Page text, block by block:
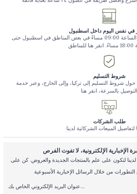
في نفس اليوم داخل اسطنبول
يتم تسليم الطلبات المقدمة حتى الساعة 09:00 مساءً في بعض المناطق في اسطنبول حتى
شروط التسليم
حول شروط التسليم إلى تركيا، وإلى الخارج، وعبر خدمة
التوصيل بالسرعة، انقر هنا
طلب الشركات
لتفاصيل المبيعات الشركاتية لدينا
لدينا لتكون على علم بالمنتجات الجديدة والعروض. كن على
من خلال الرسائل الإخبارية الأسبوعية